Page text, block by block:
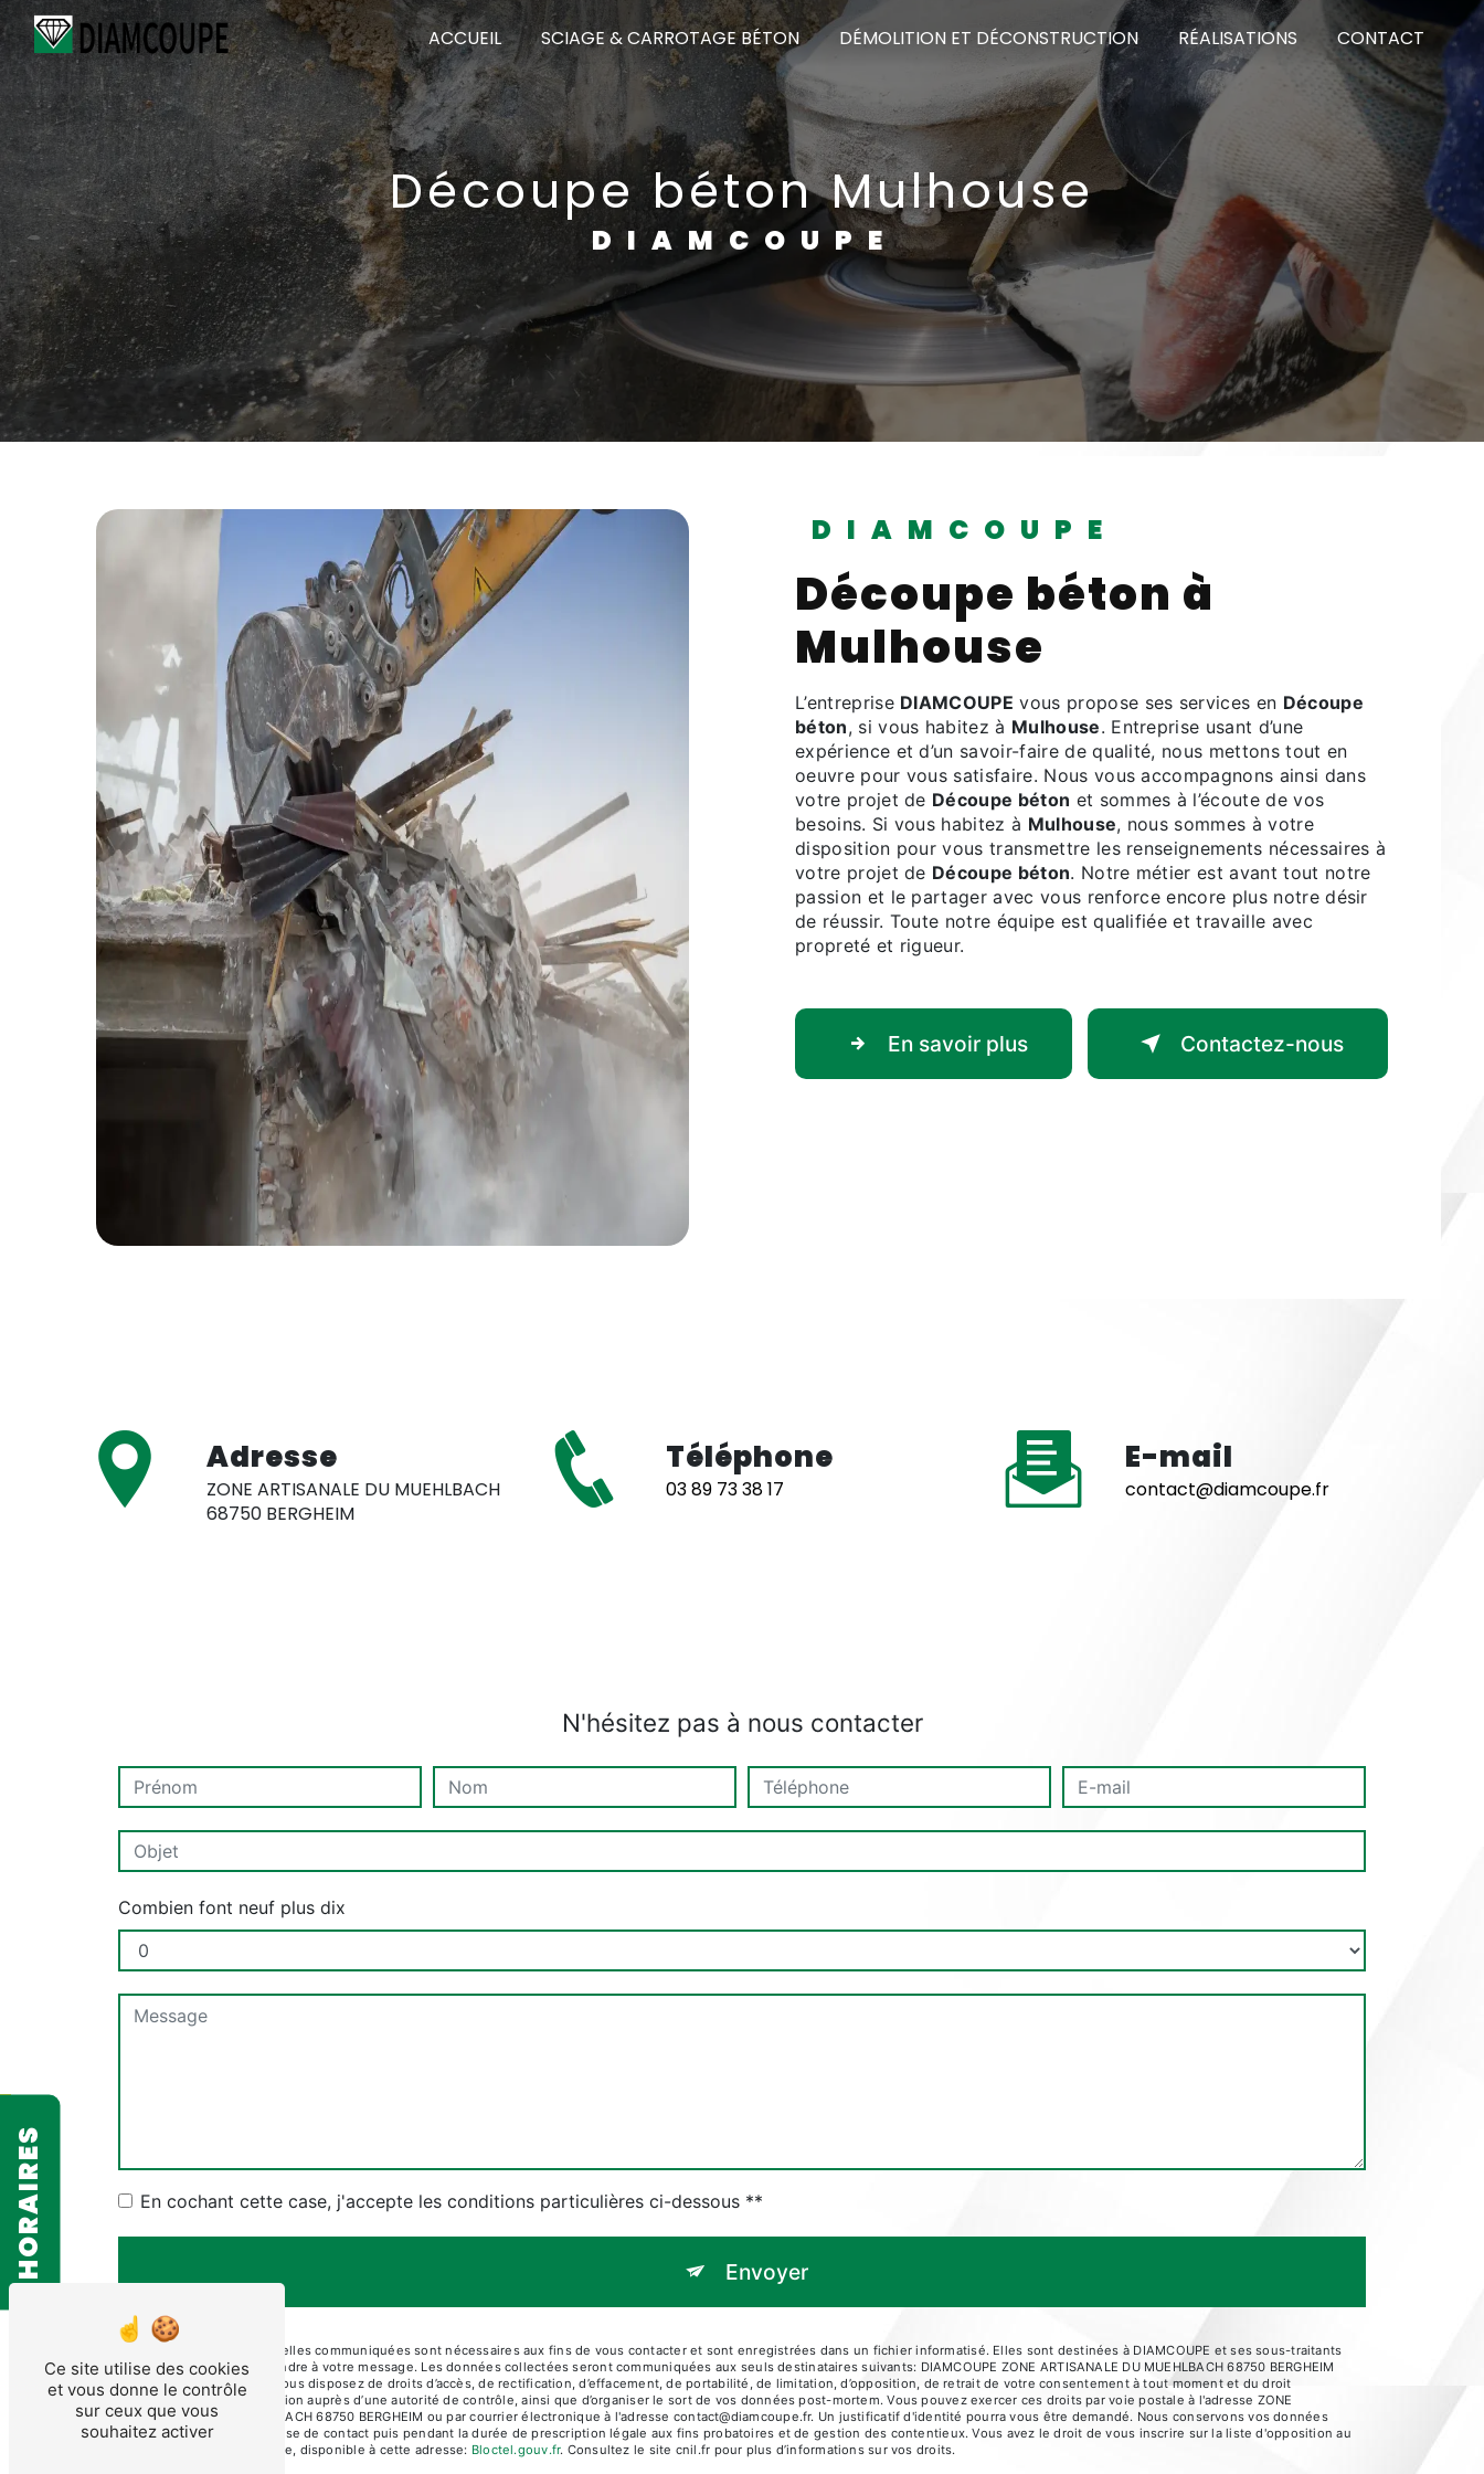
ACCUEIL SCIAGE & CARROTAGE BÉTON DÉMOLITION ET DÉCONSTRUCTION RÉALISATIONS CONTACT
Découpe béton Mulhouse
DIAMCOUPE
DIAMCOUPE
Découpe béton à
Mulhouse
L’entreprise DIAMCOUPE vous propose ses services en Découpe
béton, si vous habitez à Mulhouse. Entreprise usant d’une
expérience et d’un savoir-faire de qualité, nous mettons tout en
oeuvre pour vous satisfaire. Nous vous accompagnons ainsi dans
votre projet de Découpe béton et sommes à l’écoute de vos
besoins. Si vous habitez à Mulhouse, nous sommes à votre
disposition pour vous transmettre les renseignements nécessaires à
votre projet de Découpe béton. Notre métier est avant tout notre
passion et le partager avec vous renforce encore plus notre désir
de réussir. Toute notre équipe est qualifiée et travaille avec
propreté et rigueur.
En savoir plus Contactez-nous
Adresse
ZONE ARTISANALE DU MUEHLBACH
68750 BERGHEIM
Téléphone
03 89 73 38 17
E-mail
contact@diamcoupe.fr
N'hésitez pas à nous contacter
Combien font neuf plus dix
En cochant cette case, j'accepte les conditions particulières ci-dessous **
Envoyer
** Les données personnelles communiquées sont nécessaires aux fins de vous contacter et sont enregistrées dans un fichier informatisé. Elles sont destinées à DIAMCOUPE et ses sous-traitants
dans le seul but de répondre à votre message. Les données collectées seront communiquées aux seuls destinataires suivants: DIAMCOUPE ZONE ARTISANALE DU MUEHLBACH 68750 BERGHEIM
contact@diamcoupe.fr. Vous disposez de droits d’accès, de rectification, d’effacement, de portabilité, de limitation, d’opposition, de retrait de votre consentement à tout moment et du droit
d’introduire une réclamation auprès d’une autorité de contrôle, ainsi que d’organiser le sort de vos données post-mortem. Vous pouvez exercer ces droits par voie postale à l'adresse ZONE
ARTISANALE DU MUEHLBACH 68750 BERGHEIM ou par courrier électronique à l'adresse contact@diamcoupe.fr. Un justificatif d'identité pourra vous être demandé. Nous conservons vos données
pendant la période de prise de contact puis pendant la durée de prescription légale aux fins probatoires et de gestion des contentieux. Vous avez le droit de vous inscrire sur la liste d'opposition au
démarchage téléphonique, disponible à cette adresse: Bloctel.gouv.fr. Consultez le site cnil.fr pour plus d’informations sur vos droits.
HORAIRES
Panneau de gestion des cookies
Ce site utilise des cookies
et vous donne le contrôle
sur ceux que vous
souhaitez activer